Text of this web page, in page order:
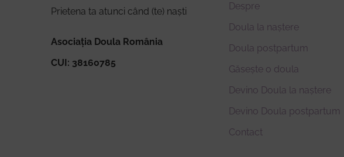
Prietena ta atunci când (te) naști
Asociația Doula România
CUI: 38160785
Despre
Doula la naștere
Doula postpartum
Găsește o doula
Devino Doula la naștere
Devino Doula postpartum
Contact